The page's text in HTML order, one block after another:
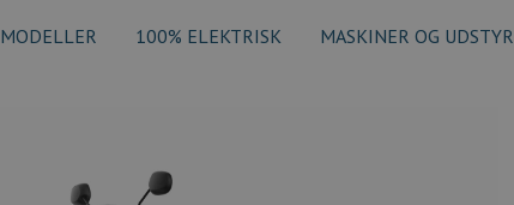
MODELLER 100% ELEKTRISK MASKINER OG UDSTYR